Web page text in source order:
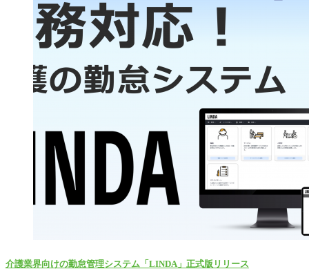
介護業界向けの勤怠管理システム「LINDA」正式版リリース